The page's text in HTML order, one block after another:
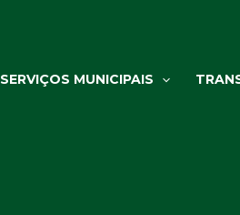
SERVIÇOS MUNICIPAIS